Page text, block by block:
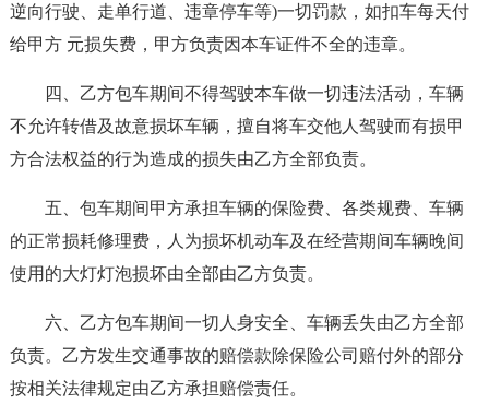
逆向行驶、走单行道、违章停车等)一切罚款，如扣车每天付
给甲方 元损失费，甲方负责因本车证件不全的违章。
四、乙方包车期间不得驾驶本车做一切违法活动，车辆
不允许转借及故意损坏车辆，擅自将车交他人驾驶而有损甲
方合法权益的行为造成的损失由乙方全部负责。
五、包车期间甲方承担车辆的保险费、各类规费、车辆
的正常损耗修理费，人为损坏机动车及在经营期间车辆晚间
使用的大灯灯泡损坏由全部由乙方负责。
六、乙方包车期间一切人身安全、车辆丢失由乙方全部
负责。乙方发生交通事故的赔偿款除保险公司赔付外的部分
按相关法律规定由乙方承担赔偿责任。